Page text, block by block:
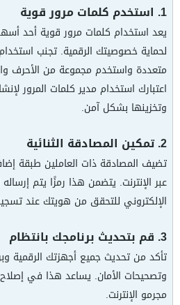
1. استخدم كلمات مرور قوية
يعد استخدام كلمات مرور قوية أحد
لحماية خصوصيتك الرقمية. تجنب
متعددة واستخدم مجموعة من الأحرف
اعتبارك استخدام مدير كلمات المرور
وتخزينها بشكل آمن.
2. تمكين المصادقة الثنائية
تضيف المصادقة ذات العاملين طبقة
عبر الإنترنت. يتضمن هذا رمزًا يتم
الإلكتروني للتحقق من هويتك عند
3. قم بتحديث برنامجك بانتظام
تأكد من تحديث جميع أجهزتك الرقمية
وتصحيحات الأمان. يساعد هذا في
مجرمو الإنترنت.